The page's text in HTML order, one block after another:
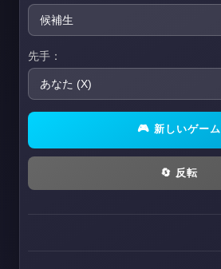
先手：
🎮 新しいゲーム
🔄 反転